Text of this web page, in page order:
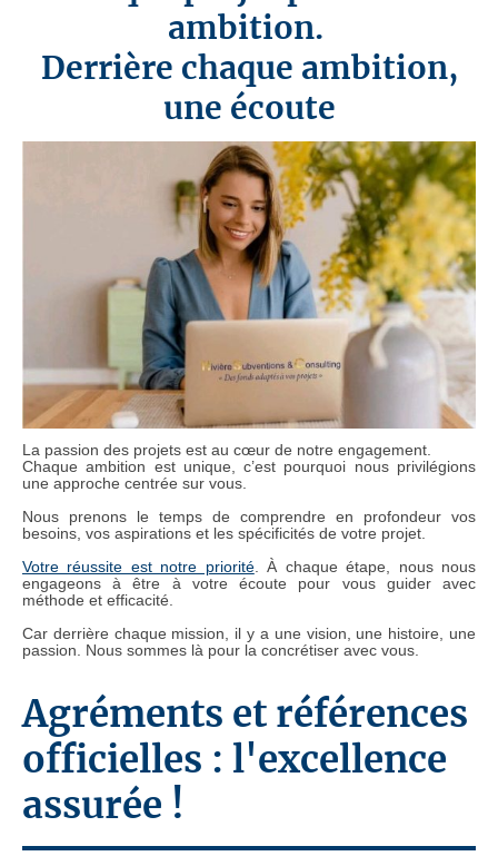
ambition.
Derrière chaque ambition,
une écoute
La passion des projets est au cœur de notre engagement.
Chaque ambition est unique, c’est pourquoi nous privilégions
une approche centrée sur vous.
Nous prenons le temps de comprendre en profondeur vos
besoins, vos aspirations et les spécificités de votre projet.
Votre réussite est notre priorité. À chaque étape, nous nous
engageons à être à votre écoute pour vous guider avec
méthode et efficacité.
Car derrière chaque mission, il y a une vision, une histoire, une
passion. Nous sommes là pour la concrétiser avec vous.
Agréments et références
officielles : l'excellence
assurée !